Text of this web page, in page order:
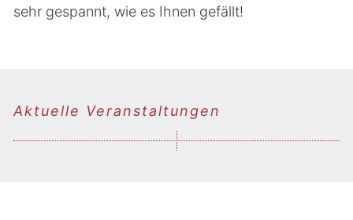
sehr gespannt, wie es Ihnen gefällt!
Aktuelle Veranstaltungen